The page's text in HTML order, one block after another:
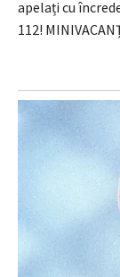
apelați cu
112!